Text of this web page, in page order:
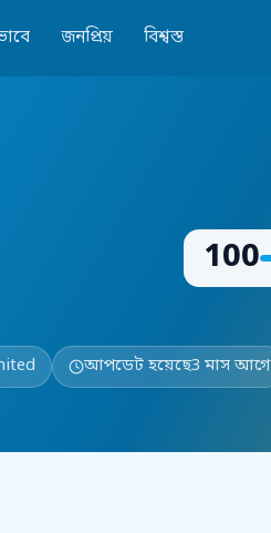
জনপ্রিয় বিশ্বস্ত
100
আপডেট হয়েছে3 মাস আগে